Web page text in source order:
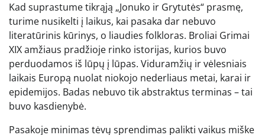
Kad suprastume tikrąją „Jonuko ir Grytutės“ prasmę,
turime nusikelti į laikus, kai pasaka dar nebuvo
literatūrinis kūrinys, o liaudies folkloras. Broliai Grimai
XIX amžiaus pradžioje rinko istorijas, kurios buvo
perduodamos iš lūpų į lūpas. Viduramžių ir vėlesniais
laikais Europą nuolat niokojo nederliaus metai, karai ir
epidemijos. Badas nebuvo tik abstraktus terminas – tai
buvo kasdienybė.
Pasakoje minimas tėvų sprendimas palikti vaikus miške